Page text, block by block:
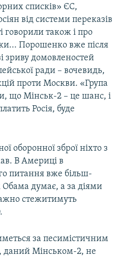
списків» ЄС,
від системи переказів
говорили також і про
Порошенко вже після
зриву домовленостей
ради – вочевидь,
проти Москви. «Група
що Мінськ-2 – це шанс, і
Росія, буде
оборонної зброї ніхто з
В Америці в
питання вже більш-
думає, а за діями
стежитимуть
за песимістичним
даний Мінськом-2, не